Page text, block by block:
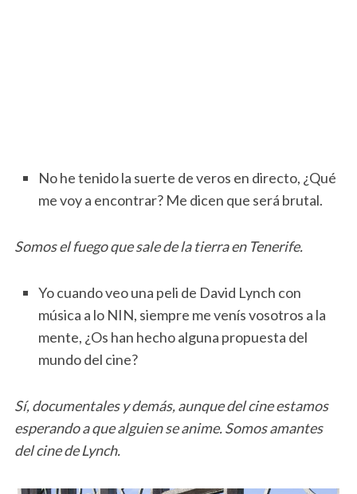
No he tenido la suerte de veros en directo, ¿Qué
me voy a encontrar? Me dicen que será brutal.
Somos el fuego que sale de la tierra en Tenerife.
Yo cuando veo una peli de David Lynch con
música a lo NIN, siempre me venís vosotros a la
mente, ¿Os han hecho alguna propuesta del
mundo del cine?
Sí, documentales y demás, aunque del cine estamos
esperando a que alguien se anime. Somos amantes
del cine de Lynch.